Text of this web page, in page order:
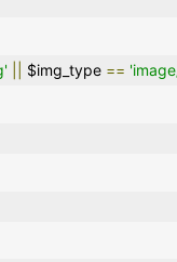
$img_type ==